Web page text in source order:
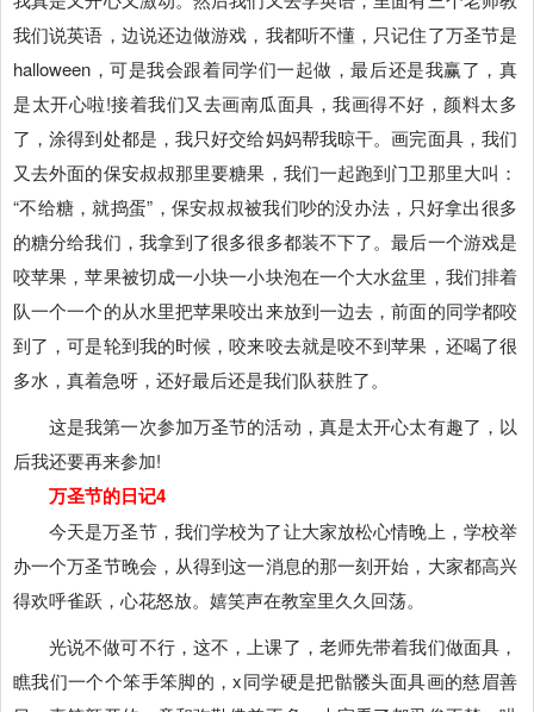
我们说英语，边说还边做游戏，我都听不懂，只记住了万圣节是
halloween，可是我会跟着同学们一起做，最后还是我赢了，真
是太开心啦!接着我们又去画南瓜面具，我画得不好，颜料太多
了，涂得到处都是，我只好交给妈妈帮我晾干。画完面具，我们
又去外面的保安叔叔那里要糖果，我们一起跑到门卫那里大叫：
“不给糖，就捣蛋”，保安叔叔被我们吵的没办法，只好拿出很多
的糖分给我们，我拿到了很多很多都装不下了。最后一个游戏是
咬苹果，苹果被切成一小块一小块泡在一个大水盆里，我们排着
队一个一个的从水里把苹果咬出来放到一边去，前面的同学都咬
到了，可是轮到我的时候，咬来咬去就是咬不到苹果，还喝了很
多水，真着急呀，还好最后还是我们队获胜了。
这是我第一次参加万圣节的活动，真是太开心太有趣了，以
后我还要再来参加!
万圣节的日记4
今天是万圣节，我们学校为了让大家放松心情晚上，学校举
办一个万圣节晚会，从得到这一消息的那一刻开始，大家都高兴
得欢呼雀跃，心花怒放。嬉笑声在教室里久久回荡。
光说不做可不行，这不，上课了，老师先带着我们做面具，
瞧我们一个个笨手笨脚的，x同学硬是把骷髅头面具画的慈眉善